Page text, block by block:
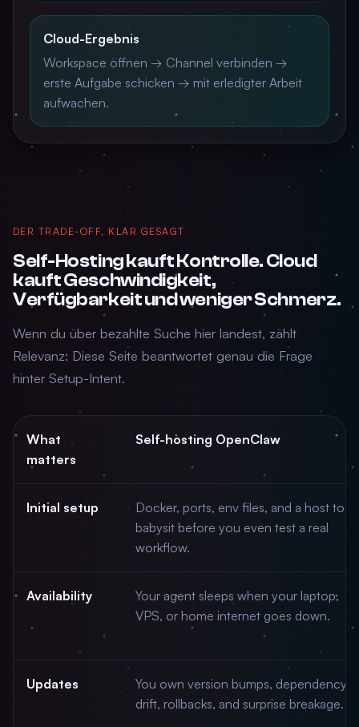
Cloud-Ergebnis
Workspace öffnen → Channel verbinden →
erste Aufgabe schicken → mit erledigter Arbeit
aufwachen.
DER TRADE-OFF, KLAR GESAGT
Self-Hosting kauft Kontrolle. Cloud
kauft Geschwindigkeit,
Verfügbarkeit und weniger Schmerz.
Wenn du über bezahlte Suche hier landest, zählt
Relevanz: Diese Seite beantwortet genau die Frage
hinter Setup-Intent.
What
matters
Self-hosting OpenClaw
Initial setup
Docker, ports, env files, and a host to
babysit before you even test a real
workflow.
Availability
Your agent sleeps when your laptop,
VPS, or home internet goes down.
Updates
You own version bumps, dependency
drift, rollbacks, and surprise breakage.